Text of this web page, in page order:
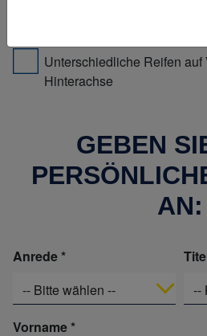
Unterschiedliche Reifen auf
Hinterachse
GEBEN
AN:
Anrede
-- Bitte wählen --
--
Vorname